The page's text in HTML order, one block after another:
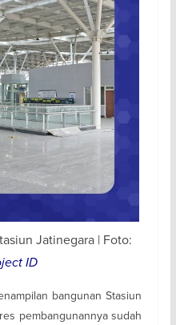
Jatinegara | Foto:
ID
bangunan Stasiun
pembangunannya sudah